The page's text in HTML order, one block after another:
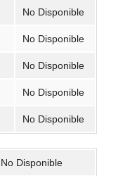
No Disponible
No Disponible
No Disponible
No Disponible
No Disponible
No Disponible